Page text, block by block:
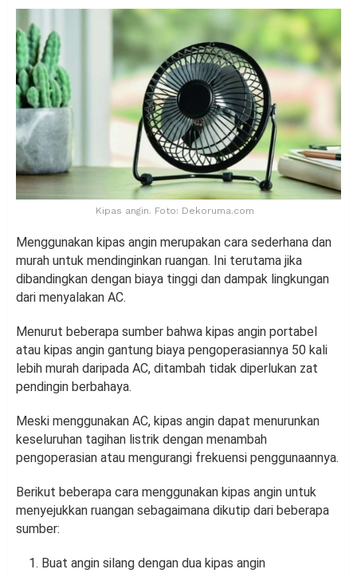
Kipas angin. Foto: Dekoruma.com
Menggunakan kipas angin merupakan cara sederhana dan
murah untuk mendinginkan ruangan. Ini terutama jika
dibandingkan dengan biaya tinggi dan dampak lingkungan
dari menyalakan AC.
Menurut beberapa sumber bahwa kipas angin portabel
atau kipas angin gantung biaya pengoperasiannya 50 kali
lebih murah daripada AC, ditambah tidak diperlukan zat
pendingin berbahaya.
Meski menggunakan AC, kipas angin dapat menurunkan
keseluruhan tagihan listrik dengan menambah
pengoperasian atau mengurangi frekuensi penggunaannya.
Berikut beberapa cara menggunakan kipas angin untuk
menyejukkan ruangan sebagaimana dikutip dari beberapa
sumber:
Buat angin silang dengan dua kipas angin